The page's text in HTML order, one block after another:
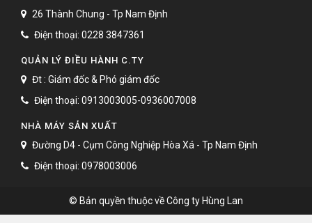
26 Thành Chung - Tp Nam Định
Điện thoại: 0228 3847361
QUẢN LÝ ĐIỀU HÀNH C.TY
Đt : Giám đốc & Phó giám đốc
Điện thoại: 0913003005-0936007008
NHÀ MÁY SẢN XUẤT
Đường D4 - Cụm Công Nghiệp Hòa Xá - Tp Nam Định
Điện thoại: 0978003006
© Bản quyền thuộc về Công ty Hùng Lan